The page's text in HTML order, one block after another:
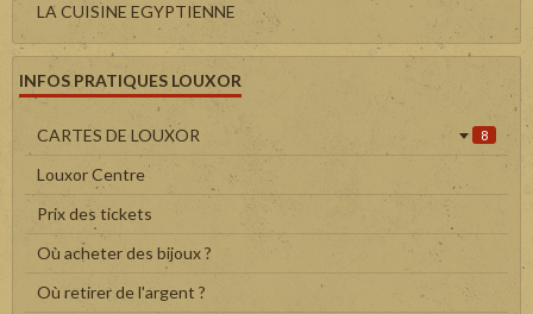
LA CUISINE EGYPTIENNE
INFOS PRATIQUES LOUXOR
CARTES DE LOUXOR 8
Louxor Centre
Prix des tickets
Où acheter des bijoux ?
Où retirer de l'argent ?